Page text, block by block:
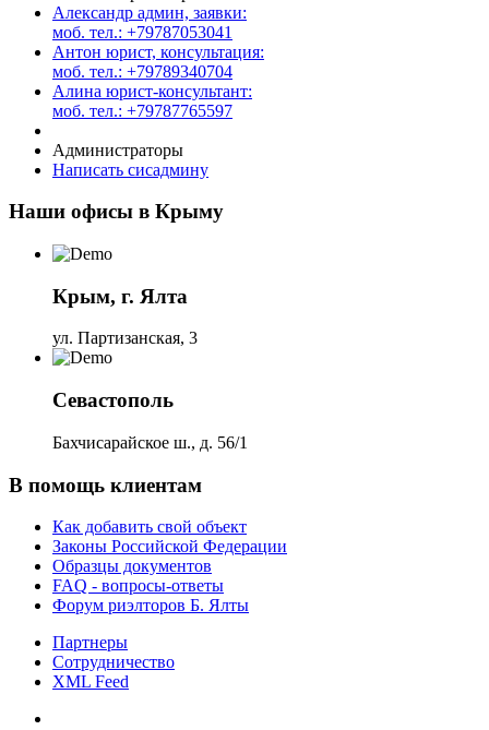
Александр админ, заявки:
моб. тел.: +79787053041
Антон юрист, консультация:
моб. тел.: +79789340704
Алина юрист-консультант:
моб. тел.: +79787765597
Администраторы
Написать сисадмину
Наши офисы в Крыму
Крым, г. Ялта
ул. Партизанская, 3
Севастополь
Бахчисарайское ш., д. 56/1
В помощь клиентам
Как добавить свой объект
Законы Российской Федерации
Образцы документов
FAQ - вопросы-ответы
Форум риэлторов Б. Ялты
Партнеры
Сотрудничество
XML Feed